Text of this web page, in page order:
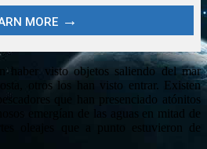
haber visto objetos saliendo del mar
otros los han visto entrar. Existen
que han presenciado atónitos
emergían de las aguas en mitad de
oleajes que a punto estuvieron de